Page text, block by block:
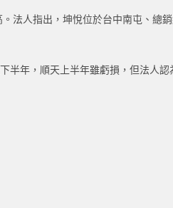
法人指出，坤悅位於台中南屯、總
半年，順天上半年雖虧損，但法人認